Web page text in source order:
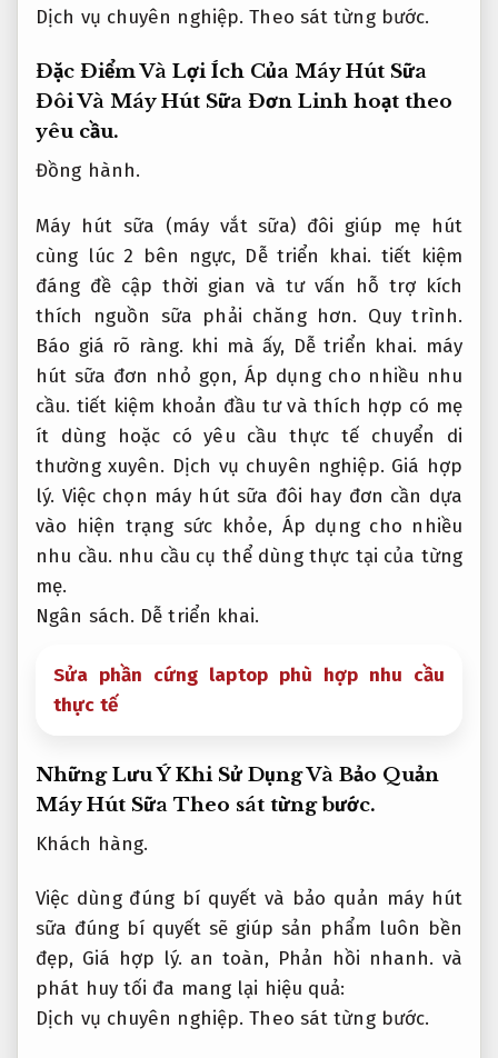
Dịch vụ chuyên nghiệp. Theo sát từng bước.
Đặc Điểm Và Lợi Ích Của Máy Hút Sữa
Đôi Và Máy Hút Sữa Đơn Linh hoạt theo
yêu cầu.
Đồng hành.
Máy hút sữa (máy vắt sữa) đôi giúp mẹ hút
cùng lúc 2 bên ngực, Dễ triển khai. tiết kiệm
đáng đề cập thời gian và tư vấn hỗ trợ kích
thích nguồn sữa phải chăng hơn. Quy trình.
Báo giá rõ ràng. khi mà ấy, Dễ triển khai. máy
hút sữa đơn nhỏ gọn,Áp dụng cho nhiều nhu
cầu. tiết kiệm khoản đầu tư và thích hợp có mẹ
ít dùng hoặc có yêu cầu thực tế chuyển di
thường xuyên. Dịch vụ chuyên nghiệp. Giá hợp
lý. Việc chọn máy hút sữa đôi hay đơn cần dựa
vào hiện trạng sức khỏe, Áp dụng cho nhiều
nhu cầu. nhu cầu cụ thể dùng thực tại của từng
mẹ.
Ngân sách. Dễ triển khai.
Sửa phần cứng laptop phù hợp nhu cầu
thực tế
Những Lưu Ý Khi Sử Dụng Và Bảo Quản
Máy Hút Sữa Theo sát từng bước.
Khách hàng.
Việc dùng đúng bí quyết và bảo quản máy hút
sữa đúng bí quyết sẽ giúp sản phẩm luôn bền
đẹp, Giá hợp lý. an toàn, Phản hồi nhanh. và
phát huy tối đa mang lại hiệu quả:
Dịch vụ chuyên nghiệp. Theo sát từng bước.